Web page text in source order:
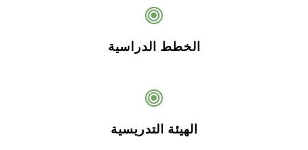
الخطط الدراسية
الهيئة التدريسية